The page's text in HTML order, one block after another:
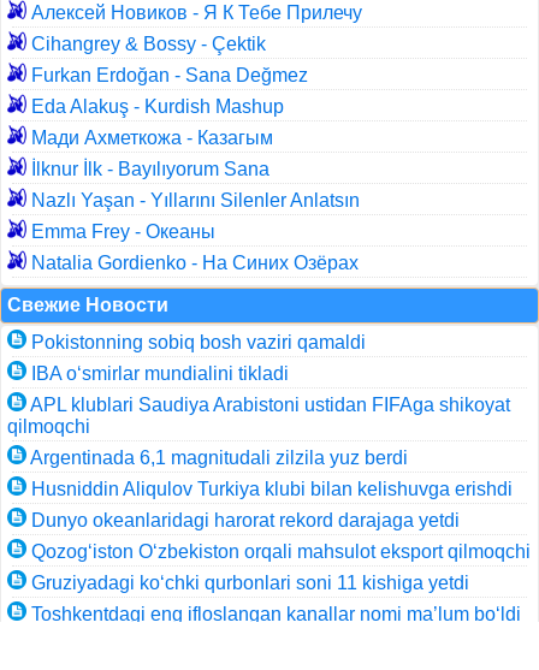
Алексей Новиков - Я К Тебе Прилечу
Cihangrey & Bossy - Çektik
Furkan Erdoğan - Sana Değmez
Eda Alakuş - Kurdish Mashup
Мади Ахметкожа - Казагым
İlknur İlk - Bayılıyorum Sana
Nazlı Yaşan - Yıllarını Silenler Anlatsın
Emma Frey - Океаны
Natalia Gordienko - На Синих Озёрах
Свежие Новости
Pokistonning sobiq bosh vaziri qamaldi
IBA o‘smirlar mundialini tikladi
APL klublari Saudiya Arabistoni ustidan FIFAga shikoyat
qilmoqchi
Argentinada 6,1 magnitudali zilzila yuz berdi
Husniddin Aliqulov Turkiya klubi bilan kelishuvga erishdi
Dunyo okeanlaridagi harorat rekord darajaga yetdi
Qozog‘iston O‘zbekiston orqali mahsulot eksport qilmoqchi
Gruziyadagi ko‘chki qurbonlari soni 11 kishiga yetdi
Toshkentdagi eng ifloslangan kanallar nomi ma’lum bo‘ldi